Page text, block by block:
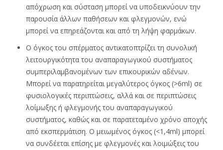
απόχρωση και σύσταση μπορεί να υποδεικνύουν την
παρουσία άλλων παθήσεων και φλεγμονών, ενώ
μπορεί να επηρεάζονται και από τη λήψη φαρμάκων.
Ο όγκος του σπέρματος αντικατοπτρίζει τη συνολική
λειτουργικότητα του αναπαραγωγικού συστήματος
συμπεριλαμβανομένων των επικουρικών αδένων.
Μπορεί να παρατηρείται μεγαλύτερος όγκος (>6ml) σε
φυσιολογικές περιπτώσεις, αλλά και σε περιπτώσεις
λοίμωξης ή φλεγμονής του αναπαραγωγικού
συστήματος, καθώς και σε παρατεταμένο χρόνο αποχής
από εκσπερμάτιση. Ο μειωμένος όγκος (<1,4ml) μπορεί
να συνδέεται επίσης με φλεγμονές και λοιμώξεις του